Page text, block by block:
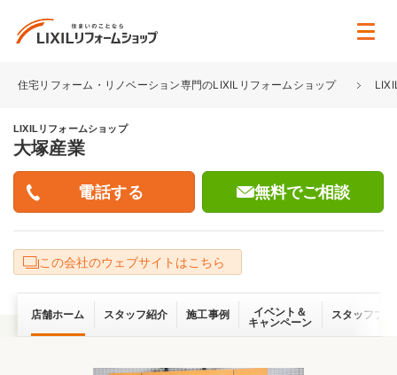
住宅リフォーム・リノベーション専門のLIXILリフォームショップ
LIXILリフォームショップ
大塚産業
無料でご相談
この会社のウェブサイトはこちら
店舗ホーム スタッフ紹介 施工事例
イベント＆
キャンペーン
スタッフブ